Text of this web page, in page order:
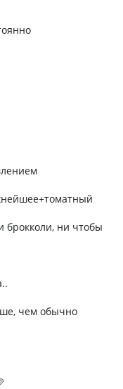
брокколи, ни чтобы
чем обычно